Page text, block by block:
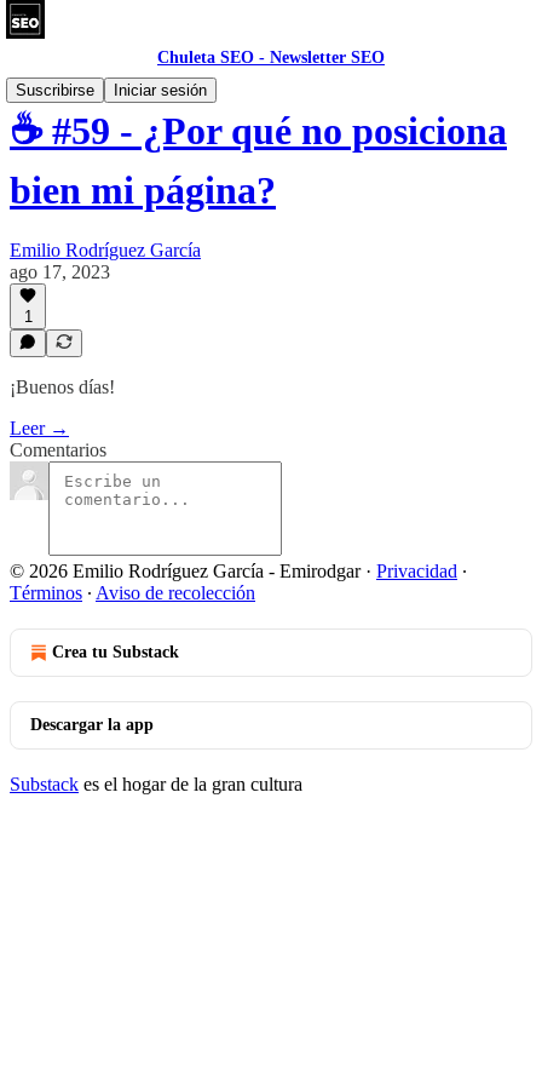
Chuleta SEO - Newsletter SEO
Suscribirse
Iniciar sesión
☕ #59 - ¿Por qué no posiciona
bien mi página?
Emilio Rodríguez García
ago 17, 2023
1
¡Buenos días!
Leer →
Comentarios
© 2026 Emilio Rodríguez García - Emirodgar· Privacidad ∙
Términos ∙ Aviso de recolección
Crea tu Substack
Descargar la app
Substack es el hogar de la gran cultura